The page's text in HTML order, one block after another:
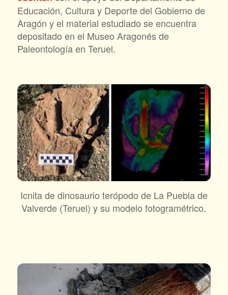
Educación, Cultura y Deporte del Gobierno de
Aragón y el material estudiado se encuentra
depositado en el Museo Aragonés de
Paleontología en Teruel.
Icnita de dinosaurio terópodo de La Puebla de
Valverde (Teruel) y su modelo fotogramétrico.